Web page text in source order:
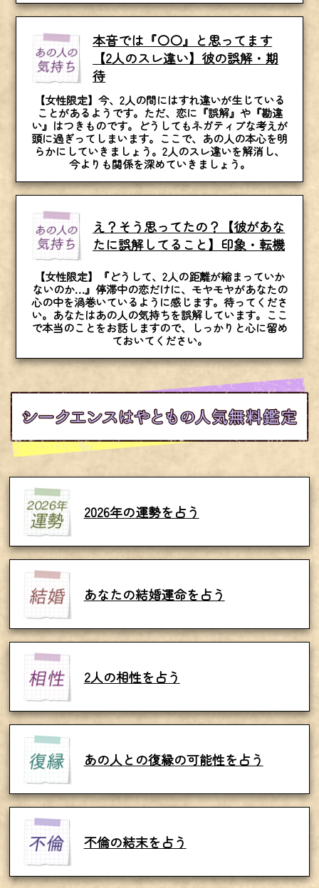
本音では『〇〇』と思ってます
【2人のスレ違い】彼の誤解・期
待
【女性限定】今、2人の間にはすれ違いが生じている
ことがあるようです。ただ、恋に『誤解』や『勘違
い』はつきものです。どうしてもネガティブな考えが
頭に過ぎってしまいます。ここで、あの人の本心を明
らかにしていきましょう。2人のスレ違いを解消し、
今よりも関係を深めていきましょう。
え？そう思ってたの？【彼があな
たに誤解してること】印象・転機
【女性限定】『どうして、2人の距離が縮まっていか
ないのか…』停滞中の恋だけに、モヤモヤがあなたの
心の中を渦巻いているように感じます。待ってくださ
い。あなたはあの人の気持ちを誤解しています。ここ
で本当のことをお話しますので、しっかりと心に留め
ておいてください。
2026年の運勢を占う
あなたの結婚運命を占う
2人の相性を占う
あの人との復縁の可能性を占う
不倫の結末を占う